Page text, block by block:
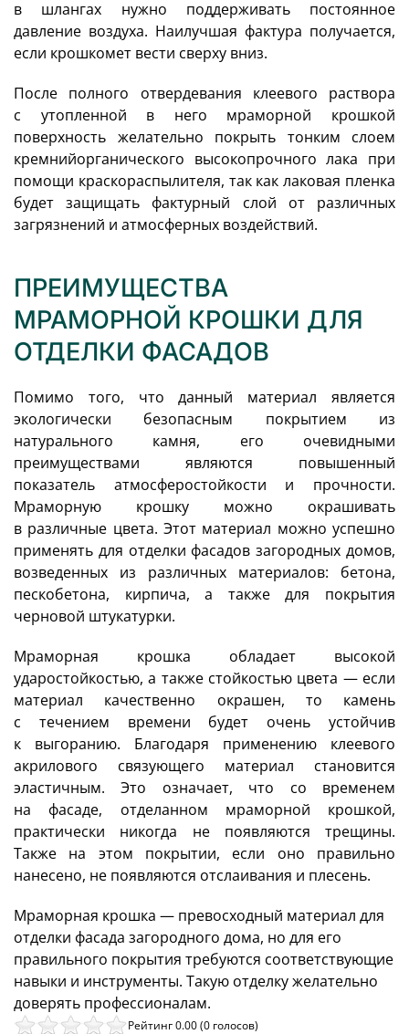
в шлангах нужно поддерживать постоянное
давление воздуха. Наилучшая фактура получается,
если крошкомет вести сверху вниз.
После полного отвердевания клеевого раствора
с утопленной в него мраморной крошкой
поверхность желательно покрыть тонким слоем
кремнийорганического высокопрочного лака при
помощи краскораспылителя, так как лаковая пленка
будет защищать фактурный слой от различных
загрязнений и атмосферных воздействий.
ПРЕИМУЩЕСТВА
МРАМОРНОЙ КРОШКИ ДЛЯ
ОТДЕЛКИ ФАСАДОВ
Помимо того, что данный материал является
экологически безопасным покрытием из
натурального камня, его очевидными
преимуществами являются повышенный
показатель атмосферостойкости и прочности.
Мраморную крошку можно окрашивать
в различные цвета. Этот материал можно успешно
применять для отделки фасадов загородных домов,
возведенных из различных материалов: бетона,
пескобетона, кирпича, а также для покрытия
черновой штукатурки.
Мраморная крошка обладает высокой
ударостойкостью, а также стойкостью цвета — если
материал качественно окрашен, то камень
с течением времени будет очень устойчив
к выгоранию. Благодаря применению клеевого
акрилового связующего материал становится
эластичным. Это означает, что со временем
на фасаде, отделанном мраморной крошкой,
практически никогда не появляются трещины.
Также на этом покрытии, если оно правильно
нанесено, не появляются отслаивания и плесень.
Мраморная крошка — превосходный материал для
отделки фасада загородного дома, но для его
правильного покрытия требуются соответствующие
навыки и инструменты. Такую отделку желательно
доверять профессионалам.
Рейтинг 0.00 (0 голосов)